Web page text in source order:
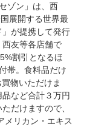
ゾン」は、西
展開する世界最
が提携して発行
友等各店舗で
割引となるほ
帯。食料品だけ
物いただけま
など合計３万円
だけますので、
メリカン・エキス